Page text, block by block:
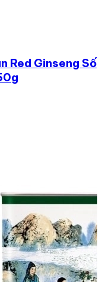
Red Ginseng Số